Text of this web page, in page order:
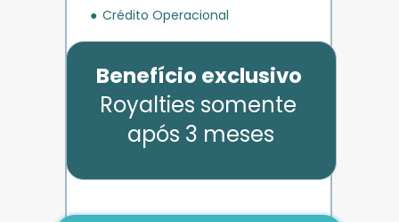
Crédito Operacional
Royalties somente
após 3 meses
Benefício exclusivo